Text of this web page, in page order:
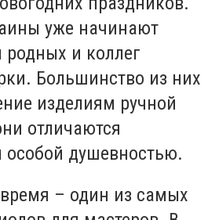
уже начинают
и коллег
Большинство из них
изделиям ручной
отличаются
особой душевностью.
– один из самых